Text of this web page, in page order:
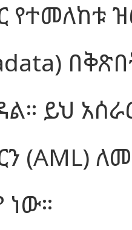
የተመለከቱ
ይህ
(AML)
ነው።